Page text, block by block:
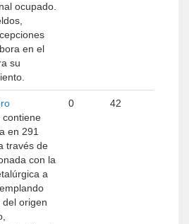
ocupado.
en el
su
contiene
en 291
través de
con la
a
origen
0 42